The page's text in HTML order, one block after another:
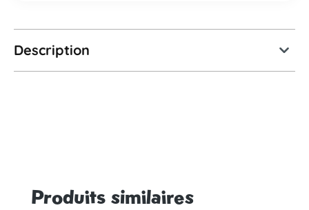
Description
Ignorer la galerie de produits
Produits similaires